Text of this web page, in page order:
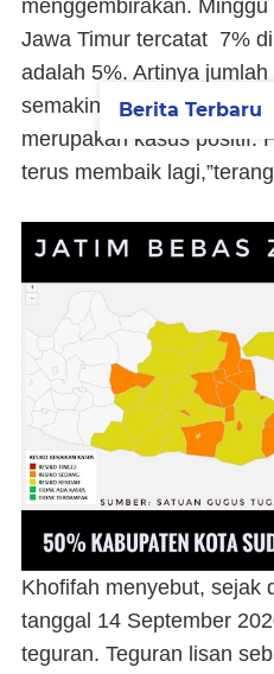
menggembirakan.
Jawa Timur tercatat 7%
adalah 5%. Artinya
semakin naik dan hanya
merupakan kasus positif.
terus membaik
Khofifah menyebut, sejak
tanggal 14 September
teguran. Teguran lisan
Berita Terbaru